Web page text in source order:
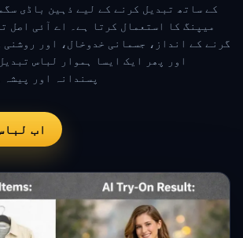
کے ساتھ تبدیل کرنے کے لیے ذہین باڈی
میپنگ کا استعمال کرتا ہے۔ اے آئی اصل
گرنے کے انداز، جسمانی خدوخال، اور روشنی
اور پھر ایک ایسا ہموار لباس
پسندانہ اور
اب